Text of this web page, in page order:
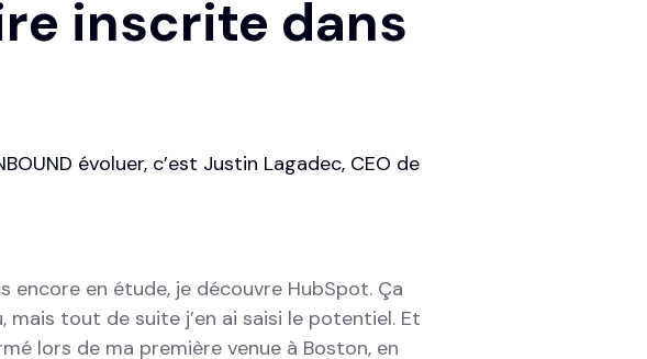
inscrite dans
évoluer, c’est Justin Lagadec, CEO de
encore en étude, je découvre HubSpot. Ça
mais tout de suite j’en ai saisi le potentiel. Et
lors de ma première venue à Boston, en